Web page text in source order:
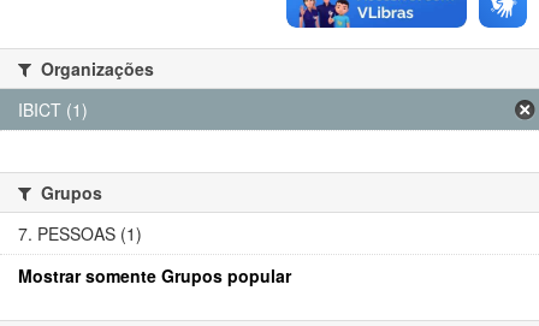
Organizações
IBICT (1)
Grupos
7. PESSOAS (1)
Mostrar somente Grupos popular